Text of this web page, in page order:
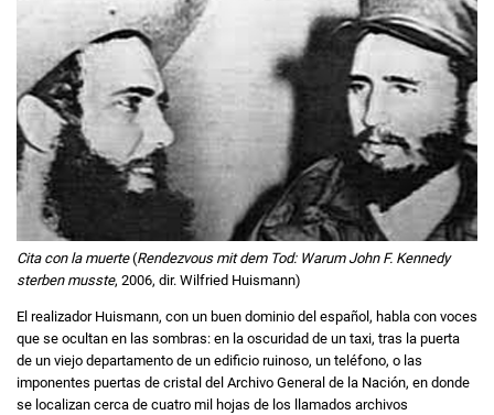
Cita con la muerte(Rendezvous mit dem Tod: Warum John F. Kennedy
sterben musste, 2006, dir. Wilfried Huismann)
El realizador Huismann, con un buen dominio del español, habla con voces
que se ocultan en las sombras: en la oscuridad de un taxi, tras la puerta
de un viejo departamento de un edificio ruinoso, un teléfono, o las
imponentes puertas de cristal del Archivo General de la Nación, en donde
se localizan cerca de cuatro mil hojas de los llamados archivos